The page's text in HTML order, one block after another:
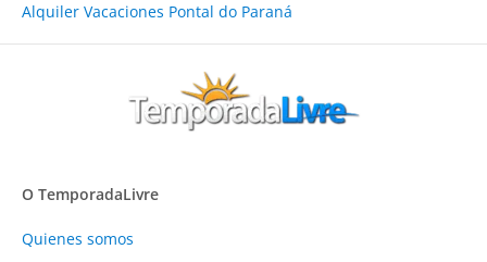
Alquiler Vacaciones Pontal do Paraná
O TemporadaLivre
Quienes somos